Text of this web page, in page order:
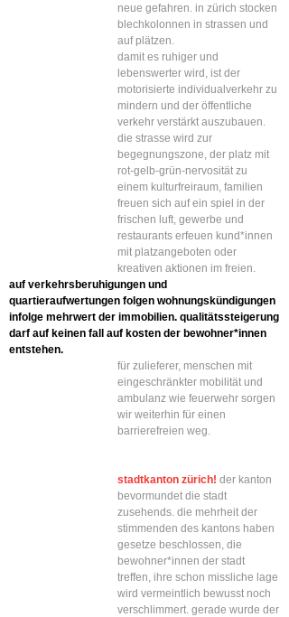
neue gefahren. in zürich stocken
blechkolonnen in strassen und
auf plätzen.
damit es ruhiger und
lebenswerter wird, ist der
motorisierte individualverkehr zu
mindern und der öffentliche
verkehr verstärkt auszubauen.
die strasse wird zur
begegnungszone, der platz mit
rot-gelb-grün-nervosität zu
einem kulturfreiraum, familien
freuen sich auf ein spiel in der
frischen luft, gewerbe und
restaurants erfeuen kund*innen
mit platzangeboten oder
kreativen aktionen im freien.
auf verkehrsberuhigungen und
quartieraufwertungen folgen wohnungskündigungen
infolge mehrwert der immobilien. qualitätssteigerung
darf auf keinen fall auf kosten der bewohner*innen
entstehen.
für zulieferer, menschen mit
eingeschränkter mobilität und
ambulanz wie feuerwehr sorgen
wir weiterhin für einen
barrierefreien weg.
stadtkanton zürich! der kanton
bevormundet die stadt
zusehends. die mehrheit der
stimmenden des kantons haben
gesetze beschlossen, die
bewohner*innen der stadt
treffen, ihre schon missliche lage
wird vermeintlich bewusst noch
verschlimmert. gerade wurde der